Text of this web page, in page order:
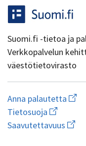
Suomi.fi -tietoa ja
Verkkopalvelun
väestötietovirasto
Anna palautetta Aloita
uuden
Tietosuoja Avaa
linkki
uuteen
Saavutettavuus Avaa
linkki